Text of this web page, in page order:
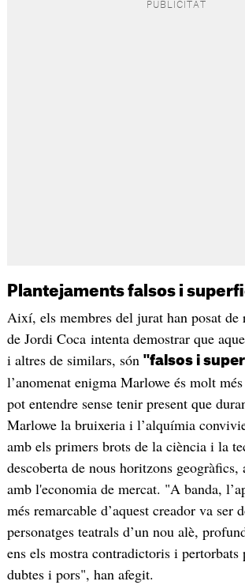
Plantejaments falsos i
Així, els membres del jurat han posat de
de Jordi Coca intenta demostrar que
i altres de similars, són "falsos i
l’anomenat enigma Marlowe és molt
pot entendre sense tenir present que
Marlowe la bruixeria i l’alquímia
amb els primers brots de la ciència i la
descoberta de nous horitzons
amb l'economia de mercat. "A banda,
més remarcable d’aquest creador va ser
personatges teatrals d’un nou alè,
ens els mostra contradictoris i pertorbats
dubtes i pors", han afegit.